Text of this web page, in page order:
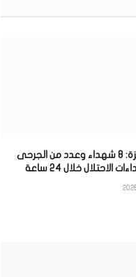
قطاع غزة: 8 شهداء وعدد من الجرحى
الاحتلال خلال 24 ساعة